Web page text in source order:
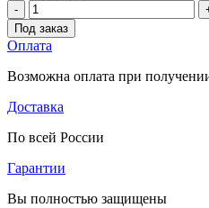
-
Под заказ
Оплата
Возможна оплата при
Доставка
По всей России
Гарантии
Вы полностью защищены